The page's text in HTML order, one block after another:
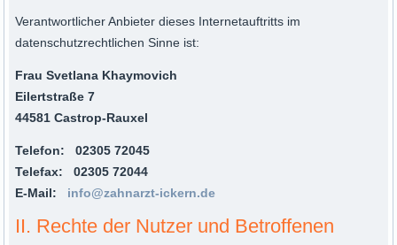
Verantwortlicher Anbieter dieses Internetauftritts im
datenschutzrechtlichen Sinne ist:
Frau Svetlana Khaymovich
Eilertstraße 7
44581 Castrop-Rauxel
Telefon: 02305 72045
Telefax: 02305 72044
E-Mail: info@zahnarzt-ickern.de
II. Rechte der Nutzer und Betroffenen